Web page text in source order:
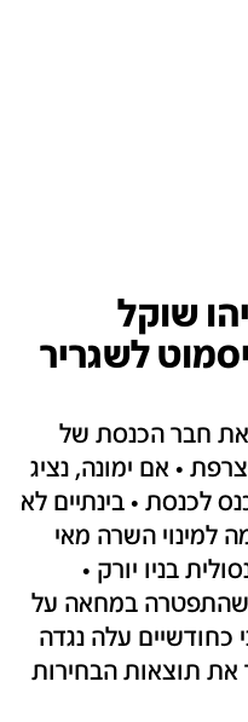
שוקל
לשגריר
חבר הכנסת של
• אם ימונה, נציג
לכנסת • בינתיים לא
למינוי השרה מאי
בניו יורק •
שהתפטרה במחאה על
עלה נגדה
תוצאות הבחירות